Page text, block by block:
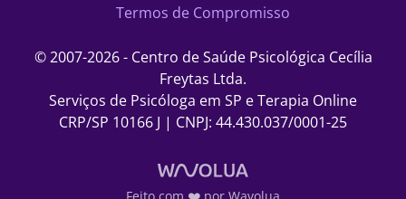
Termos de Compromisso
© 2007-2026 - Centro de Saúde Psicológica Cecília
Freytas Ltda.
Serviços de Psicóloga em SP e Terapia Online
CRP/SP 10166 J | CNPJ: 44.430.037/0001-25